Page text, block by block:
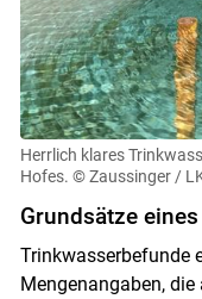
Herrlich klares
Hofes. © Zaussinger /
Grundsätze
Trinkwasserbefunde
Mengenangaben,